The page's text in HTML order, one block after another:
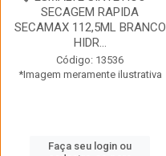
SECAGEM RAPIDA
SECAMAX 112,5ML BRANCO
HIDR...
Código: 13536
*Imagem meramente ilustrativa
Faça seu login ou